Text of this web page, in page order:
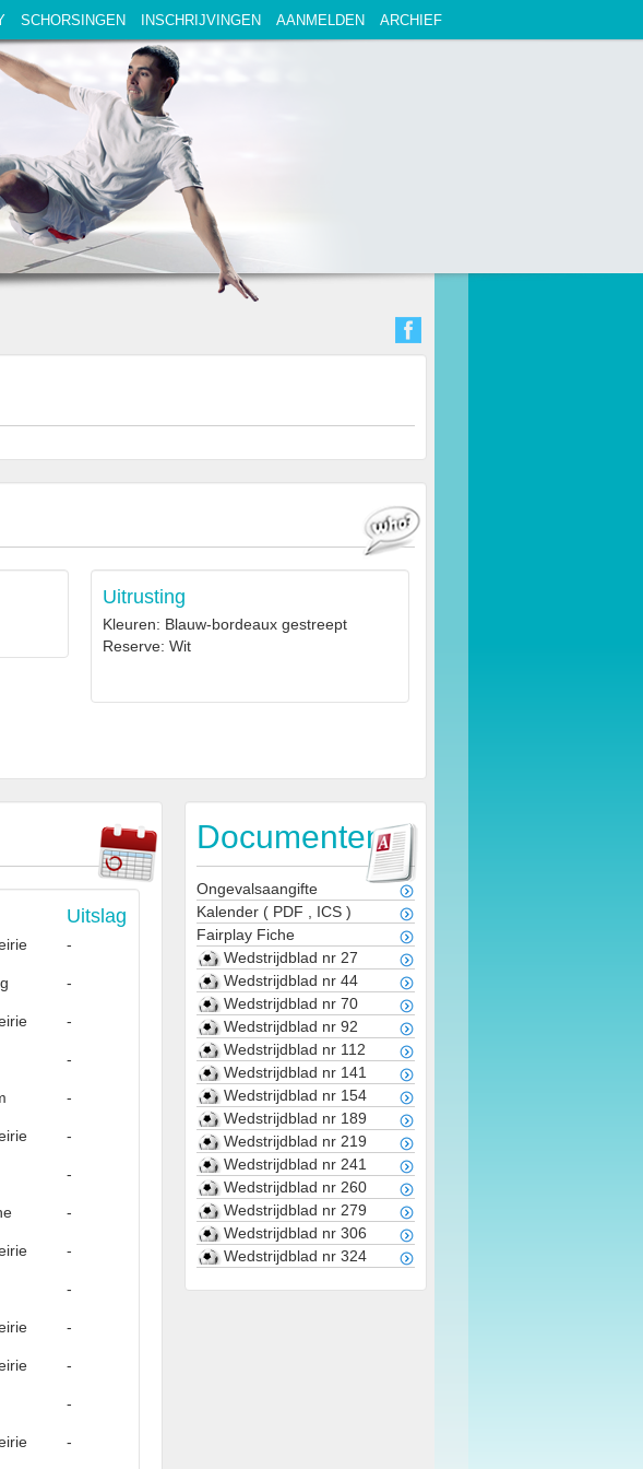
SCHORSINGEN INSCHRIJVINGEN AANMELDEN ARCHIEF
Uitrusting
Kleuren: Blauw-bordeaux gestreept
Reserve: Wit
Uitslag
-
-
-
-
-
-
-
-
-
-
-
-
-
-
Documenten
Ongevalsaangifte
Kalender ( PDF ICS )
Fairplay Fiche
Wedstrijdblad nr 27
Wedstrijdblad nr 44
Wedstrijdblad nr 70
Wedstrijdblad nr 92
Wedstrijdblad nr 112
Wedstrijdblad nr 141
Wedstrijdblad nr 154
Wedstrijdblad nr 189
Wedstrijdblad nr 219
Wedstrijdblad nr 241
Wedstrijdblad nr 260
Wedstrijdblad nr 279
Wedstrijdblad nr 306
Wedstrijdblad nr 324